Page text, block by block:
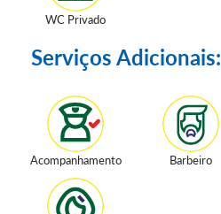
WC Privado
Serviços Adicionais:
Acompanhamento Barbeiro